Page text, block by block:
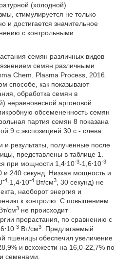
(холодной)
стимулируется не только
и достигается значительное
с контрольными
семян различных видов
семян различными
Chem. Plasma Process, 2016.
способе, как показывают
обработка семян в
неравновесной аргоновой
обсемененность семян
партия семян 8 показана
9 с экспозицией 30 с - слева.
результаты, полученные после
представлены в таблице 1.
при мощности 1,4⋅10-3-1,6⋅10-3
240 секунд. Низкая мощность и
-4-1,4⋅10-4Вт/см3, 30 секунд) не
наоборот энергия и
к контролю. С повышением
см3не происходит
прорастания, по сравнению с
-3Вт/см3. Предлагаемый
пшеницы обеспечил увеличение
и всхожести на 16,0-22,7% по
семенами.